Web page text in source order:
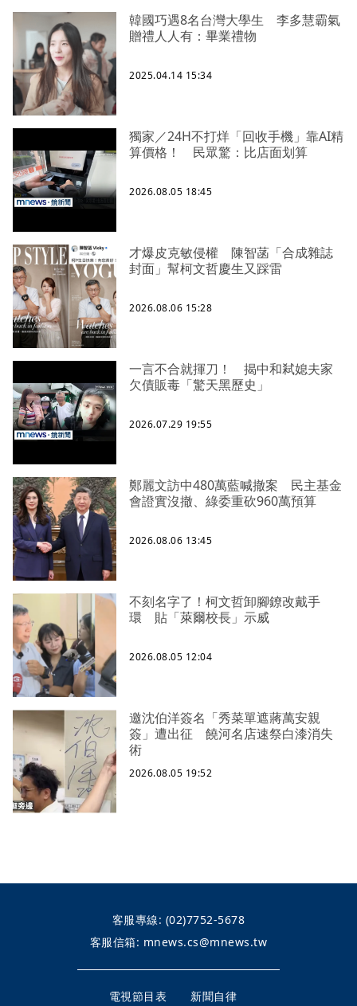
韓國巧遇8名台灣大學生 李多慧霸氣
贈禮人人有：畢業禮物
2025.04.14 15:34
獨家／24H不打烊「回收手機」靠AI精
算價格！ 民眾驚：比店面划算
2026.08.05 18:45
才爆皮克敏侵權 陳智菡「合成雜誌
封面」幫柯文哲慶生又踩雷
2026.08.06 15:28
一言不合就揮刀！ 揭中和弒媳夫家
欠債販毒「驚天黑歷史」
2026.07.29 19:55
鄭麗文訪中480萬藍喊撤案 民主基金
會證實沒撤、綠委重砍960萬預算
2026.08.06 13:45
不刻名字了！柯文哲卸腳鐐改戴手
環 貼「萊爾校長」示威
2026.08.05 12:04
邀沈伯洋簽名「秀菜單遮蔣萬安親
簽」遭出征 饒河名店速祭白漆消失
術
2026.08.05 19:52
客服專線: (02)7752-5678
客服信箱: mnews.cs@mnews.tw
電視節目表 新聞自律